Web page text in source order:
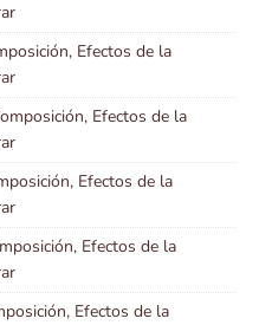
Efectos de la
Efectos de la
Efectos de la
Efectos de la
Efectos de la